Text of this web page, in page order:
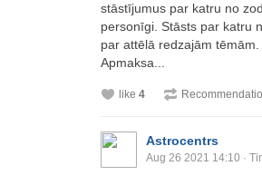
stāstījumus par katru no
personīgi. Stāsts par katru
par attēlā redzajām tēmām.
Apmaksa...
like 4
Astrocentrs
Aug 26 2021 14:10 ·